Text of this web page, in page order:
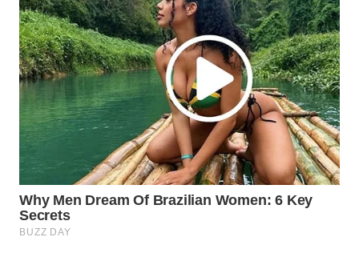
ADVOKAT
WAHANA
INFRASTRUKTUR
WAHANA
KONSUMEN
WAHANA
LISTRIK
WAHANA